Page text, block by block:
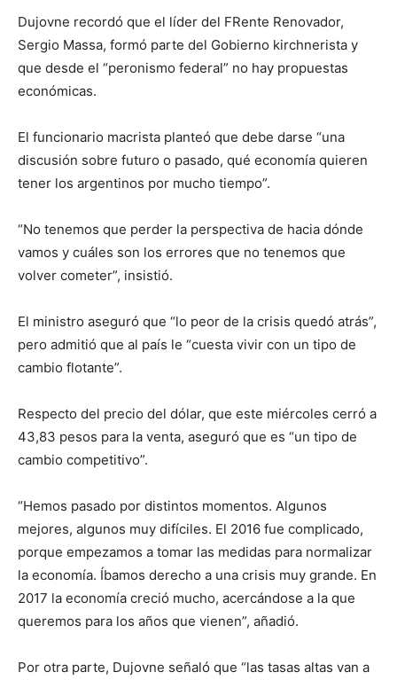
Dujovne recordó que el líder del FRente Renovador,
Sergio Massa, formó parte del Gobierno kirchnerista y
que desde el “peronismo federal” no hay propuestas
económicas.
El funcionario macrista planteó que debe darse “una
discusión sobre futuro o pasado, qué economía quieren
tener los argentinos por mucho tiempo”.
“No tenemos que perder la perspectiva de hacia dónde
vamos y cuáles son los errores que no tenemos que
volver cometer”, insistió.
El ministro aseguró que “lo peor de la crisis quedó atrás”,
pero admitió que al país le “cuesta vivir con un tipo de
cambio flotante”.
Respecto del precio del dólar, que este miércoles cerró a
43,83 pesos para la venta, aseguró que es “un tipo de
cambio competitivo”.
“Hemos pasado por distintos momentos. Algunos
mejores, algunos muy difíciles. El 2016 fue complicado,
porque empezamos a tomar las medidas para normalizar
la economía. Íbamos derecho a una crisis muy grande. En
2017 la economía creció mucho, acercándose a la que
queremos para los años que vienen”, añadió.
Por otra parte, Dujovne señaló que “las tasas altas van a